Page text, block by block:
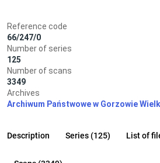
Reference code
66/247/0
Number of series
125
Number of scans
3349
Archives
Archiwum Państwowe w Gorzowie
Description Series (125) List of